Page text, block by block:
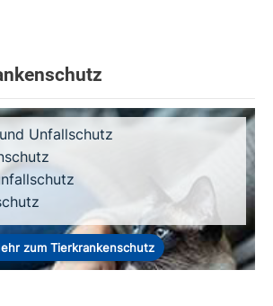
Unfallschutz
zum Tierkrankenschutz